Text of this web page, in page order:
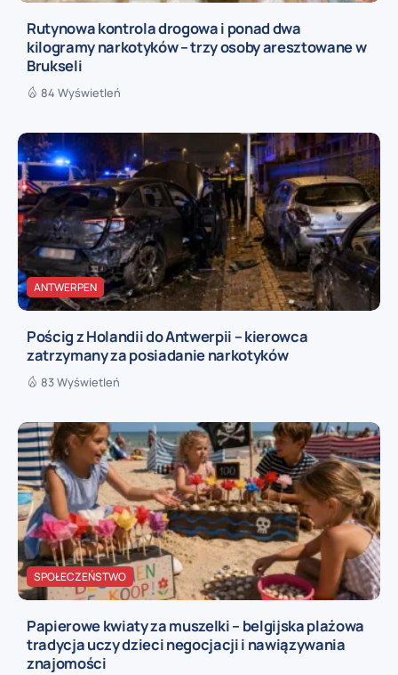
Rutynowa kontrola drogowa i ponad dwa
kilogramy narkotyków – trzy osoby aresztowane w
Brukseli
84 Wyświetleń
ANTWERPEN
Pościg z Holandii do Antwerpii – kierowca
zatrzymany za posiadanie narkotyków
83 Wyświetleń
SPOŁECZEŃSTWO
Papierowe kwiaty za muszelki – belgijska plażowa
tradycja uczy dzieci negocjacji i nawiązywania
znajomości